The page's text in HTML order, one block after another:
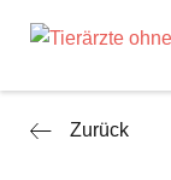
Zurück